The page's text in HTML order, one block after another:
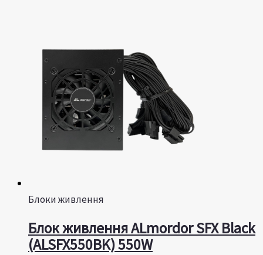
Блоки живлення
Блок живлення ALmordor SFX Black
(ALSFX550BK) 550W